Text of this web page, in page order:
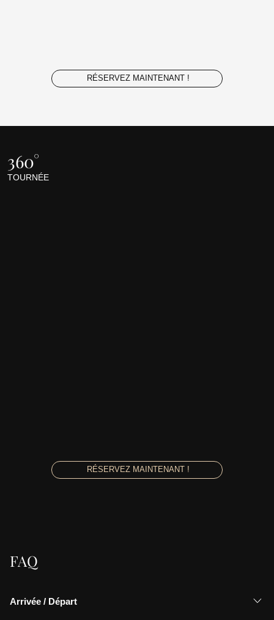
RÉSERVEZ MAINTENANT !
360°
TOURNÉE
RÉSERVEZ MAINTENANT !
FAQ
Arrivée / Départ